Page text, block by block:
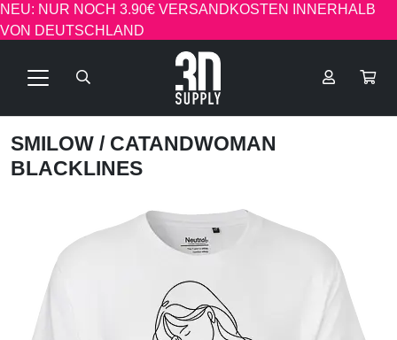
NEU: NUR NOCH 3.90€ VERSANDKOSTEN INNERHALB
VON DEUTSCHLAND
SMILOW / CATANDWOMAN
BLACKLINES